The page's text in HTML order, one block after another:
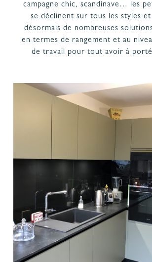
campagne chic, scandinave… les
se déclinent sur tous les styles
désormais de nombreuses
en termes de rangement et au
de travail pour tout avoir à